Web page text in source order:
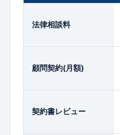
法律相談料
顧問契約(月額)
契約書レビュー